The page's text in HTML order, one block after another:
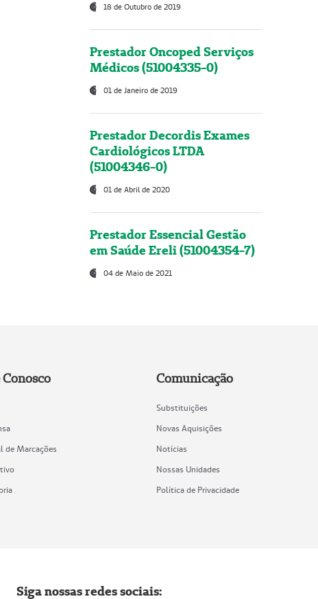
18 de Outubro de 2019
Prestador Oncoped Serviços
Médicos (51004335-0)
01 de Janeiro de 2019
Prestador Decordis Exames
Cardiológicos LTDA
(51004346-0)
01 de Abril de 2020
Prestador Essencial Gestão
em Saúde Ereli (51004354-7)
04 de Maio de 2021
Conosco
de Marcações
Comunicação
Substituições
Novas Aquisições
Notícias
Nossas Unidades
Política de Privacidade
Siga nossas redes sociais: